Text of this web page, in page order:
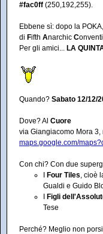
#fac0ff (250,192,255).
Ebbene sì: dopo la
di Fifth Anarchic C
Per gli amici... LA
Quando? Sabato 12/12/
Dove? Al Cuore
via Giangiacomo Mora
maps.google.com/
Con chi? Con due
Four Tiles, cioè
Gualdi e Guido
Figli
Tese
Perché? Meglio non